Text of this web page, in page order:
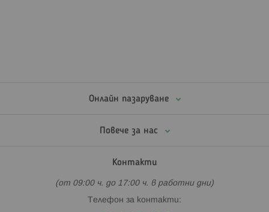
Онлайн пазаруване
Повече за нас
Контакти
(от 09:00 ч. до 17:00 ч. в работни дни)
Телефон за контакти: